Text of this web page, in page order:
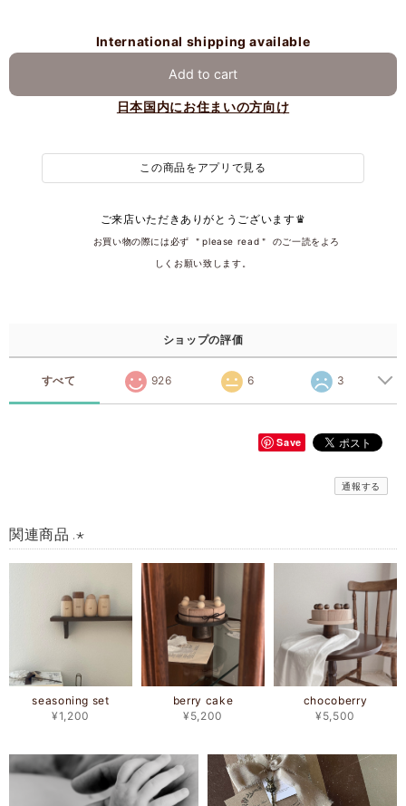
International shipping available
Add to cart
日本国内にお住まいの方向け
この商品をアプリで見る
ご来店いただきありがとうございます♛
͏͏ ͏ ͏ ͏ ͏ ͏ ͏ ͏͏ ͏お買い物の際には必ず ＂please read＂͏ ͏のご一読をよろ
しくお願い致します。
ショップの評価
すべて 926 6 3
Save
通報する
関連商品 .⋆
seasoning set
¥1,200
berry cake
¥5,200
chocoberry
¥5,500